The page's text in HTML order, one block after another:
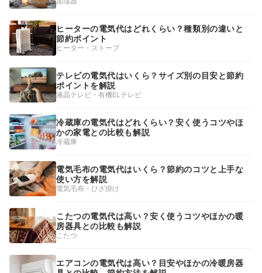
ヒーターの電気代はどれくらい？種類別の違いと
節約ポイント
ヒーター・ストーブ
テレビの電気代はいくら？サイズ別の目安と節約
ポイントを解説
液晶テレビ・有機ELテレビ
冷蔵庫の電気代はどれくらい？安く使うコツやほ
かの家電との比較も解説
冷蔵庫
電気毛布の電気代はいくら？節約のコツと上手な
使い方を解説
電気毛布・ひざ掛け
こたつの電気代は高い？安く使うコツやほかの暖
房器具との比較も解説
こたつ
エアコンの電気代は高い？目安やほかの冷暖房器